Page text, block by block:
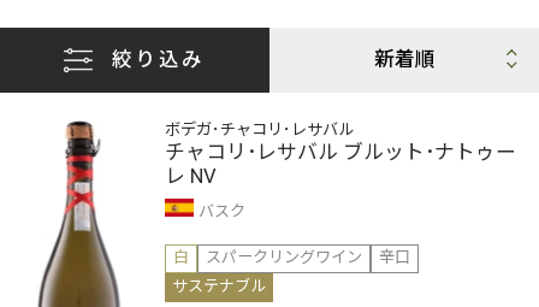
絞り込み
ボデガ･チャコリ･レサバル
チャコリ･レサバル ブルット･ナトゥー
レ NV
バスク
白
スパークリングワイン
辛口
サステナブル